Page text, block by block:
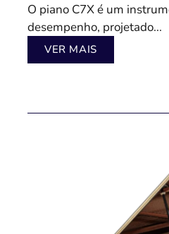
O piano C7X é um
desempenho, projetado...
VER MAIS